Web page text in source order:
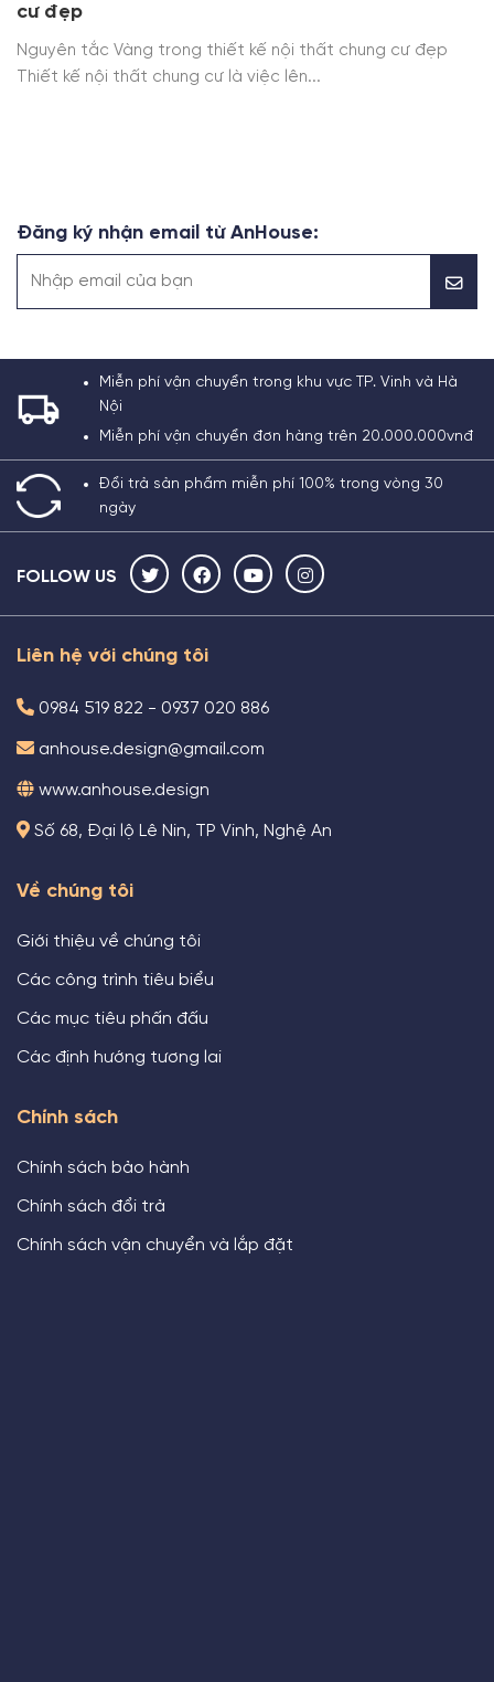
cư đẹp
Nguyên tắc Vàng trong thiết kế nội thất chung cư đẹp
Thiết kế nội thất chung cư là việc lên...
Đăng ký nhận email từ AnHouse:
Miễn phí vận chuyển trong khu vực TP. Vinh và Hà
Nội
Miễn phí vận chuyển đơn hàng trên 20.000.000vnđ
Đổi trả sản phẩm miễn phí 100% trong vòng 30
ngày
FOLLOW US
Liên hệ với chúng tôi
0984 519 822 - 0937 020 886
anhouse.design@gmail.com
www.anhouse.design
Số 68, Đại lộ Lê Nin, TP Vinh, Nghệ An
Về chúng tôi
Giới thiệu về chúng tôi
Các công trình tiêu biểu
Các mục tiêu phấn đấu
Các định hướng tương lai
Chính sách
Chính sách bảo hành
Chính sách đổi trả
Chính sách vận chuyển và lắp đặt